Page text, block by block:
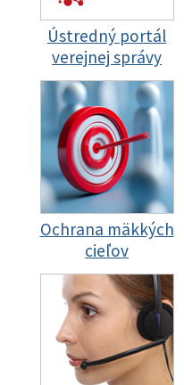
Ústredný portál
verejnej správy
Ochrana mäkkých
cieľov